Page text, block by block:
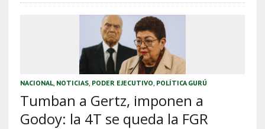
NACIONAL, NOTICIAS, PODER EJECUTIVO POLÍTICA GURÚ
Tumban a Gertz, imponen a
Godoy: la 4T se queda la FGR